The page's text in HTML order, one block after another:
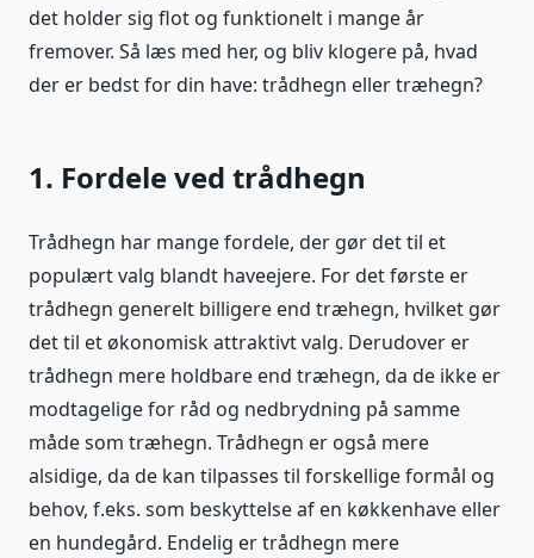
det holder sig flot og funktionelt i mange år
fremover. Så læs med her, og bliv klogere på, hvad
der er bedst for din have: trådhegn eller træhegn?
1. Fordele ved trådhegn
Trådhegn har mange fordele, der gør det til et
populært valg blandt haveejere. For det første er
trådhegn generelt billigere end træhegn, hvilket gør
det til et økonomisk attraktivt valg. Derudover er
trådhegn mere holdbare end træhegn, da de ikke er
modtagelige for råd og nedbrydning på samme
måde som træhegn. Trådhegn er også mere
alsidige, da de kan tilpasses til forskellige formål og
behov, f.eks. som beskyttelse af en køkkenhave eller
en hundegård. Endelig er trådhegn mere